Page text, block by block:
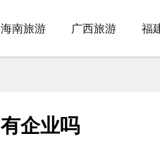
海南旅游 广西旅游 福
企业吗